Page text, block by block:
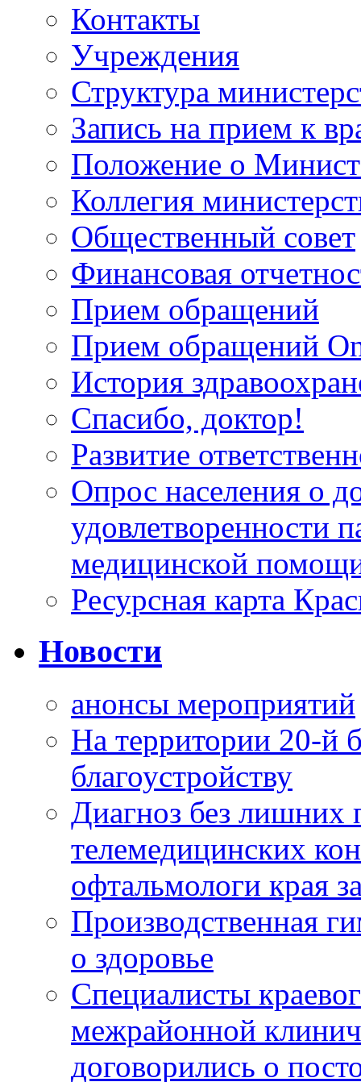
Контакты
Учреждения
Структура
Запись на прием к
Положение о
Коллегия
Общественный совет
Финансовая
Прием обращений
Прием обращений
История
Спасибо, доктор!
Развитие
Опрос населения о
удовлетворенности
медицинской
Ресурсная карта
Новости
анонсы мероприятий
На территории 20-й
благоустройству
Диагноз без лишних
телемедицинских
офтальмологи края
Производственная
о здоровье
Специалисты
межрайонной
договорились о